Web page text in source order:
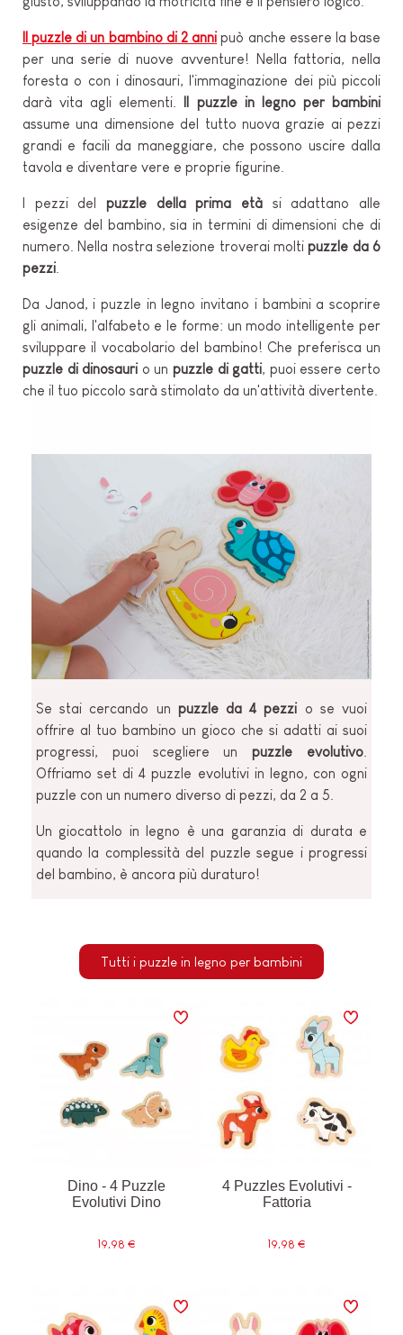
Il puzzle di un bambino di 2 annipuò anche essere la base
per una serie di nuove avventure! Nella fattoria, nella
foresta o con i dinosauri, l'immaginazione dei più piccoli
darà vita agli elementi.
Il puzzle in legno per bambini
assume una dimensione del tutto nuova grazie ai pezzi
grandi e facili da maneggiare, che possono uscire dalla
tavola e diventare vere e proprie figurine.
I pezzi del puzzle della prima età si adattano alle
esigenze del bambino, sia in termini di dimensioni che di
numero. Nella nostra selezione troverai moltipuzzle da 6
pezzi.
Da Janod, i puzzle in legno invitano i bambini a scoprire
gli animali, l'alfabeto e le forme: un modo intelligente per
sviluppare il vocabolario del bambino! Che preferisca un
puzzle di dinosaurio unpuzzle di gatti, puoi essere certo
che il tuo piccolo sarà stimolato da un'attività divertente.
Dino - 4 Puzzle
Evolutivi Dino
19,98 €
4 Puzzles Evolutivi -
Fattoria
19,98 €
Se stai cercando un puzzle da 4 pezzio se vuoi
offrire al tuo bambino un gioco che si adatti ai suoi
progressi, puoi scegliere unpuzzle evolutivo
Offriamo set di 4 puzzle evolutivi in legno, con ogni
puzzle con un numero diverso di pezzi, da 2 a 5.
Un giocattolo in legno è una garanzia di durata e
quando la complessità del puzzle segue i progressi
del bambino, è ancora più duraturo!
Tutti i puzzle in legno per bambini